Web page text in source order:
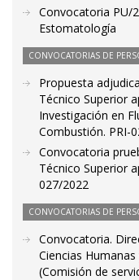
Convocatoria PU/
Estomatología
CONVOCATORIAS DE
Propuesta
Técnico Superior
Investigación en
Combustión. PRI-
Convocatoria
Técnico Superior
027/2022
CONVOCATORIAS DE
Convocatoria.
Ciencias
(Comisión de